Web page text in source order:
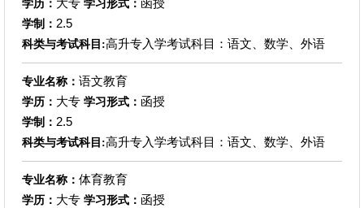
学历： 学习形式：
学制： 2.5
科类与考试科目:高升专入学考试科目：语文、数学、外语
专业名称： 语文教育
学历： 大专 学习形式： 函授
学制： 2.5
科类与考试科目:高升专入学考试科目：语文、数学、外语
专业名称： 体育教育
学历： 大专 学习形式： 函授